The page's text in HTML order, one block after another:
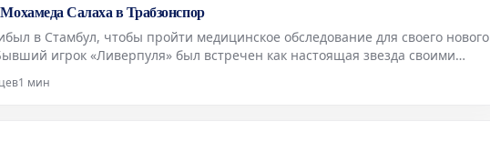
Салаха в Трабзонспор
в Стамбул, чтобы пройти медицинское обследование для своего нового
игрок «Ливерпуля» был встречен как настоящая звезда своими
чем отправиться в город Трабзон в конце дня, где его ждал еще более
1 мин